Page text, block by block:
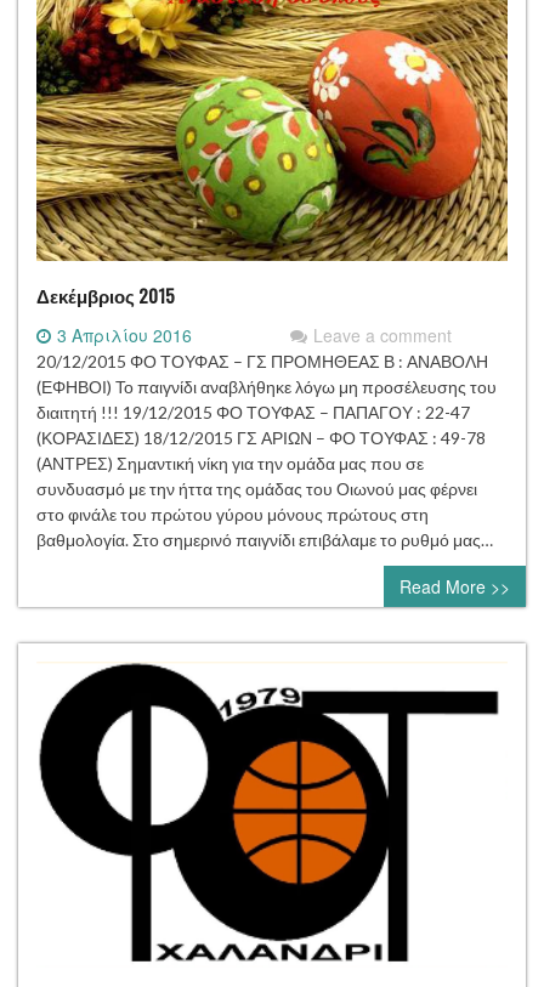
Δεκέμβριος 2015
3 Απριλίου 2016 Leave a comment
20/12/2015 ΦΟ ΤΟΥΦΑΣ – ΓΣ ΠΡΟΜΗΘΕΑΣ Β : ΑΝΑΒΟΛΗ
(ΕΦΗΒΟΙ) Το παιγνίδι αναβλήθηκε λόγω μη προσέλευσης του
διαιτητή !!! 19/12/2015 ΦΟ ΤΟΥΦΑΣ – ΠΑΠΑΓΟΥ : 22-47
(ΚΟΡΑΣΙΔΕΣ) 18/12/2015 ΓΣ ΑΡΙΩΝ – ΦΟ ΤΟΥΦΑΣ : 49-78
(ΑΝΤΡΕΣ) Σημαντική νίκη για την ομάδα μας που σε
συνδυασμό με την ήττα της ομάδας του Οιωνού μας φέρνει
στο φινάλε του πρώτου γύρου μόνους πρώτους στη
βαθμολογία. Στο σημερινό παιγνίδι επιβάλαμε το ρυθμό μας…
Read More >>